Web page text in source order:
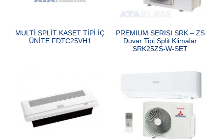
MULTİ SPLİT KASET TİPİ İÇ
ÜNİTE FDTC25VH1
PREMIUM SERISI SRK – ZS
Duvar Tipi Split Klimalar
SRK25ZS-W-SET